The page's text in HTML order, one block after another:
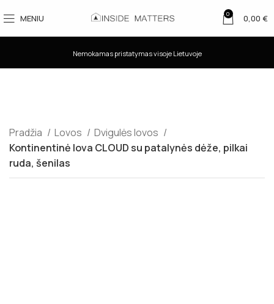
MENIU 0 0,00 €
Nemokamas pristatymas visoje Lietuvoje
Pradžia Lovos
Dvigulės lovos
Kontinentinė lova CLOUD su patalynės dėže, pilkai
ruda, šenilas